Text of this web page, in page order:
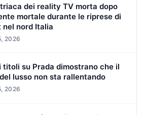
dei reality TV morta dopo
mortale durante le riprese di
nel nord Italia
2026
titoli su Prada dimostrano che il
lusso non sta rallentando
2026